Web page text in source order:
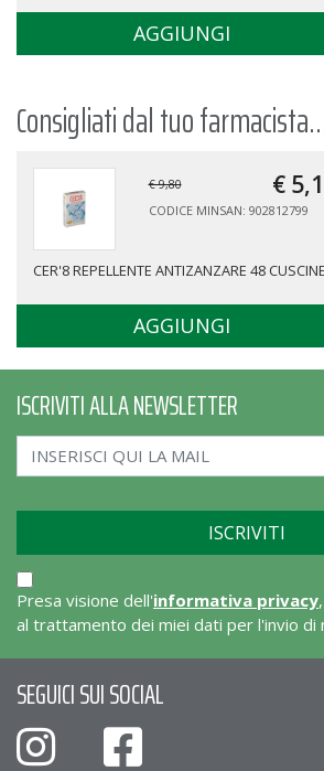
AGGIUNGI
Consigliati dal tuo
€ 9,80 € 5,
CODICE MINSAN: 902812799
CER'8 REPELLENTE ANTIZANZARE 48
AGGIUNGI
ISCRIVITI ALLA NEWSLETTER
Presa visione dell'informativa privacy
al trattamento dei miei dati per l'invio di
SEGUICI SUI SOCIAL